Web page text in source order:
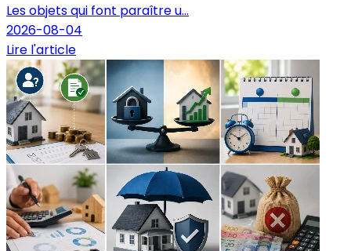
Les objets qui font paraître u...
2026-08-04
Lire l'article